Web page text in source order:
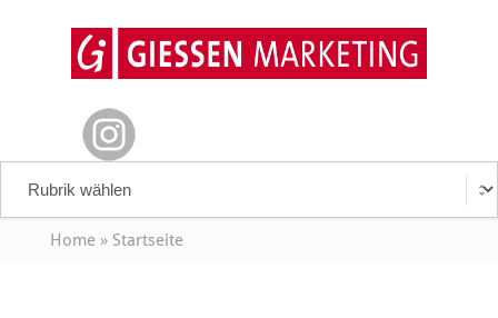
Home» Startseite